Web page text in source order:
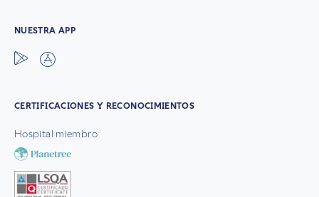
NUESTRA APP
CERTIFICACIONES Y RECONOCIMIENTOS
Hospital miembro